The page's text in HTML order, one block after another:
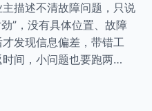
描述不清故障问题，只说
”，没有具体位置、故障
发现信息偏差，带错工
间，小问题也要跑两…